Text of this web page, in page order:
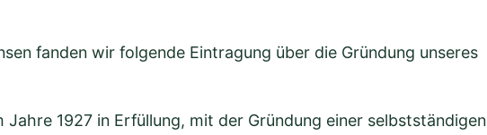
fanden wir folgende Eintragung über die Gründung unseres
1927 in Erfüllung, mit der Gründung einer selbstständigen